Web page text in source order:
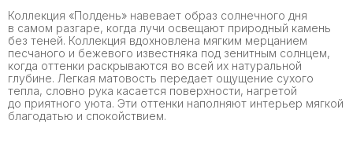
Коллекция «Полдень» навевает образ солнечного дня
в самом разгаре, когда лучи освещают природный камень
без теней. Коллекция вдохновлена мягким мерцанием
песчаного и бежевого известняка под зенитным солнцем,
когда оттенки раскрываются во всей их натуральной
глубине. Легкая матовость передает ощущение сухого
тепла, словно рука касается поверхности, нагретой
до приятного уюта. Эти оттенки наполняют интерьер мягкой
благодатью и спокойствием.